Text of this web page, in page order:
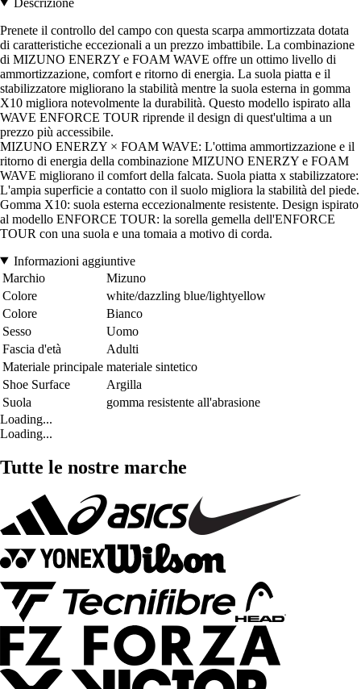
Prenete il controllo del campo con questa scarpa ammortizzata dotata
di caratteristiche eccezionali a un prezzo imbattibile. La combinazione
di MIZUNO ENERZY e FOAM WAVE offre un ottimo livello di
ammortizzazione, comfort e ritorno di energia. La suola piatta e il
stabilizzatore migliorano la stabilità mentre la suola esterna in gomma
X10 migliora notevolmente la durabilità. Questo modello ispirato alla
WAVE ENFORCE TOUR riprende il design di quest'ultima a un
prezzo più accessibile.
MIZUNO ENERZY × FOAM WAVE: L'ottima ammortizzazione e il
ritorno di energia della combinazione MIZUNO ENERZY e FOAM
WAVE migliorano il comfort della falcata. Suola piatta x stabilizzatore:
L'ampia superficie a contatto con il suolo migliora la stabilità del piede.
Gomma X10: suola esterna eccezionalmente resistente. Design ispirato
al modello ENFORCE TOUR: la sorella gemella dell'ENFORCE
TOUR con una suola e una tomaia a motivo di corda.
Informazioni aggiuntive
Marchio
Mizuno
Colore
white/dazzling blue/lightyellow
Colore
Bianco
Sesso
Uomo
Fascia d'età
Adulti
Materiale principale materiale sintetico
Shoe Surface
Argilla
Suola
gomma resistente all'abrasione
Loading...
Loading...
Tutte le nostre marche